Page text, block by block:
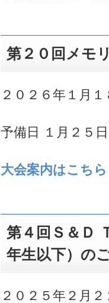
第２０回メモ
２０２６年１月
予備日 １月２５
大会案内はこちら
第４回Ｓ＆Ｄ
年生以下）の
２０２５年２月